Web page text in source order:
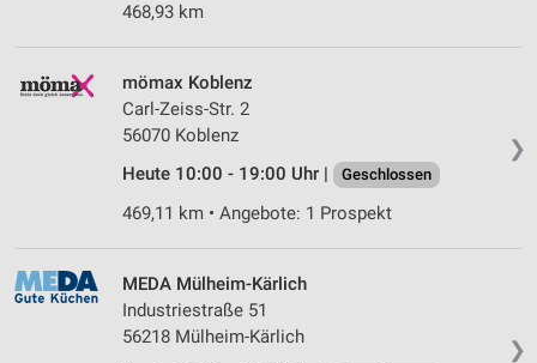
468,93 km
❯
mömax Koblenz
Carl-Zeiss-Str. 2
56070 Koblenz
Heute 10:00 - 19:00 Uhr |
Geschlossen
469,11 km • Angebote: 1 Prospekt
❯
MEDA Mülheim-Kärlich
Industriestraße 51
56218 Mülheim-Kärlich